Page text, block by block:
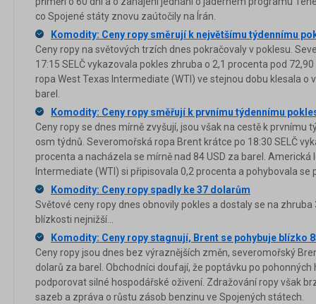
co Spojené státy znovu zaútočily na Írán.
Komodity: Ceny ropy směrují k největšímu týdennímu
Ceny ropy na světových trzích dnes pokračovaly v poklesu.
17:15 SELČ vykazovala pokles zhruba o 2,1 procenta pod
ropa West Texas Intermediate (WTI) ve stejnou dobu klesala o
barel.
Komodity: Ceny ropy směřují k prvnímu týdennímu
Ceny ropy se dnes mírně zvyšují, jsou však na cestě k prvnímu
osm týdnů. Severomořská ropa Brent krátce po 18:30 SELČ
procenta a nacházela se mírně nad 84 USD za barel. Americká
Intermediate (WTI) si připisovala 0,2 procenta a pohybovala se
Komodity: Ceny ropy spadly ke 37 dolarům
Světové ceny ropy dnes obnovily pokles a dostaly se na zhruba
blízkosti nejnižší...
Komodity: Ceny ropy stagnují, Brent se pohybuje blízko
Ceny ropy jsou dnes bez výraznějších změn, severomořský
dolarů za barel. Obchodníci doufají, že poptávku po
podporovat silné hospodářské oživení. Zdražování ropy však
sazeb a zpráva o růstu zásob benzinu ve Spojených státech.